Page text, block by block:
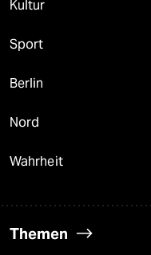
Kultur
Sport
Berlin
Nord
Wahrheit
Themen